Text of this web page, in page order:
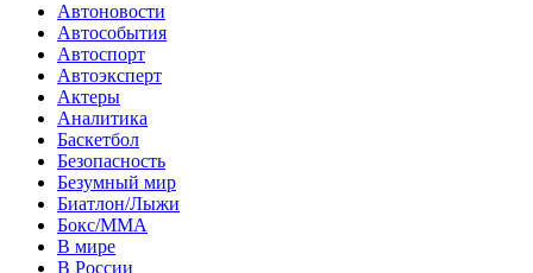
Автоновости
Автособытия
Автоспорт
Автоэксперт
Актеры
Аналитика
Баскетбол
Безопасность
Безумный мир
Биатлон/Лыжи
Бокс/MMA
В мире
В России